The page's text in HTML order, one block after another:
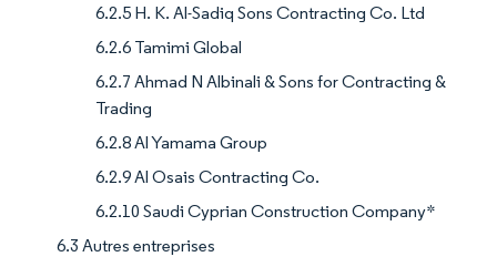
6.2.5 H. K. Al-Sadiq Sons Contracting Co. Ltd
6.2.6 Tamimi Global
6.2.7 Ahmad N Albinali & Sons for Contracting &
Trading
6.2.8 Al Yamama Group
6.2.9 Al Osais Contracting Co.
6.2.10 Saudi Cyprian Construction Company*
6.3 Autres entreprises